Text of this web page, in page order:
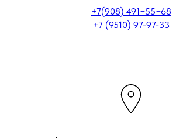
+7(908) 491−55−68
+7 (9510) 97-97-33